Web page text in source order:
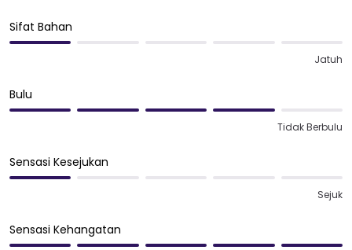
Sifat Bahan
Jatuh
Bulu
Tidak Berbulu
Sensasi Kesejukan
Sejuk
Sensasi Kehangatan